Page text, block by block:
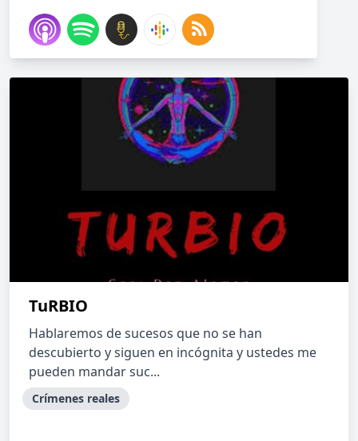
TuRBIO
Hablaremos de sucesos que no se han
descubierto y siguen en incógnita y ustedes me
pueden mandar suc...
Crímenes reales